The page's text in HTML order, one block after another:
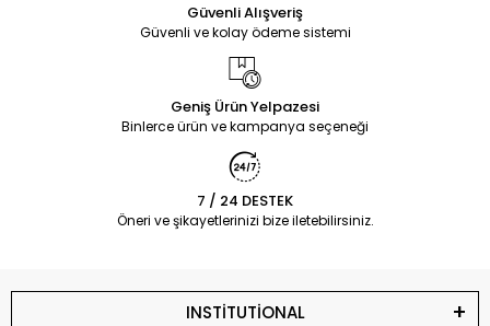
Güvenli Alışveriş
Güvenli ve kolay ödeme sistemi
Geniş Ürün Yelpazesi
Binlerce ürün ve kampanya seçeneği
7 / 24 DESTEK
Öneri ve şikayetlerinizi bize iletebilirsiniz.
INSTİTUTİONAL